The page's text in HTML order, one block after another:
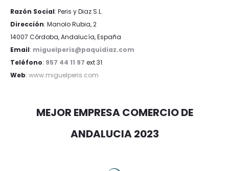
Razón Social: Peris y Diaz S.L.
Dirección: Manolo Rubia, 2
14007 Córdoba, Andalucía, España
Email: miguelperis@paquidiaz.com
Teléfono: 957 44 11 97 ext 31
Web: www.miguelperis.com
MEJOR EMPRESA COMERCIO DE
ANDALUCIA 2023